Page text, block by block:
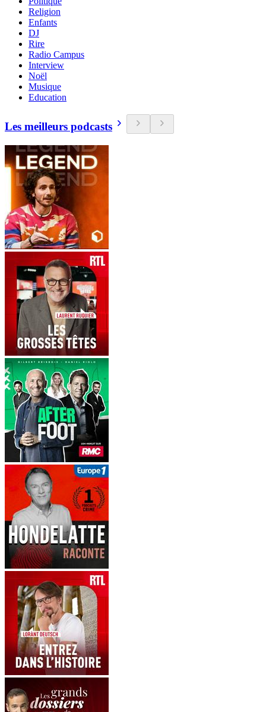
Religion
Enfants
DJ
Rire
Radio Campus
Interview
Noël
Musique
Education
Les meilleurs podcasts